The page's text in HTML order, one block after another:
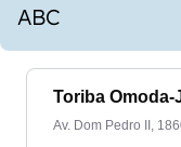
ABC
Toriba Omoda-
Av. Dom Pedro II,